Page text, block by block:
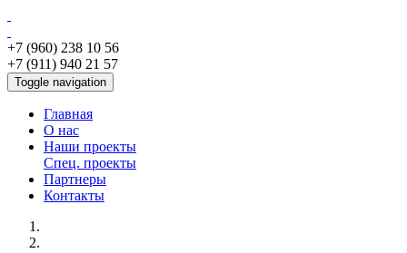
+7 (960) 238 10 56
+7 (911) 940 21 57
Toggle navigation
Главная
О нас
Наши проекты
Спец. проекты
Партнеры
Контакты